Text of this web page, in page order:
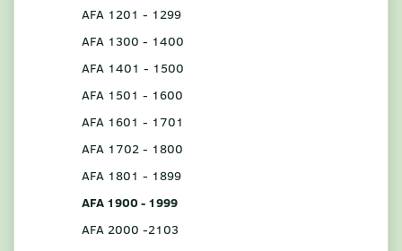
AFA 1201 - 1299
AFA 1300 - 1400
AFA 1401 - 1500
AFA 1501 - 1600
AFA 1601 - 1701
AFA 1702 - 1800
AFA 1801 - 1899
AFA 1900 - 1999
AFA 2000 -2103